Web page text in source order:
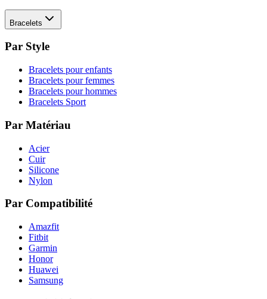
Bracelets
Par Style
Bracelets pour enfants
Bracelets pour femmes
Bracelets pour hommes
Bracelets Sport
Par Matériau
Acier
Cuir
Silicone
Nylon
Par Compatibilité
Amazfit
Fitbit
Garmin
Honor
Huawei
Samsung